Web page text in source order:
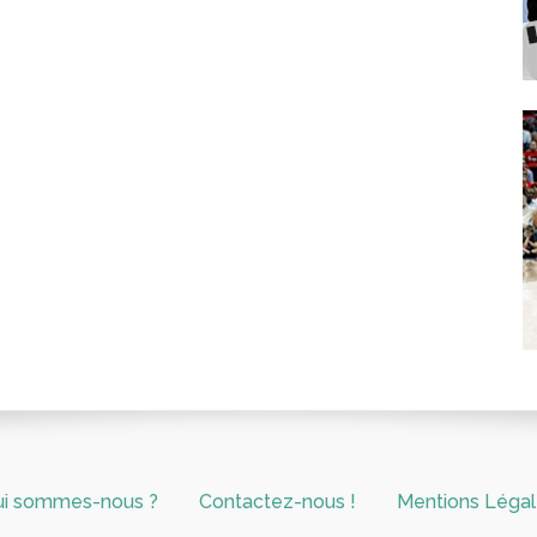
sommes-nous ? Contactez-nous ! Mentions